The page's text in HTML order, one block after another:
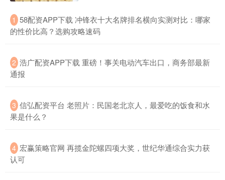
1 ​58配资APP下载 冲锋衣十大名牌排名横向实测对比：哪家
的性价比高？选购攻略速码
2 ​浩广配资APP下载 重磅！事关电动汽车出口，商务部最新
通报
3 ​信弘配资平台 老照片：民国老北京人，最爱吃的饭食和水
果是什么？
4 ​宏赢策略官网 再揽金陀螺四项大奖，世纪华通综合实力获
认可